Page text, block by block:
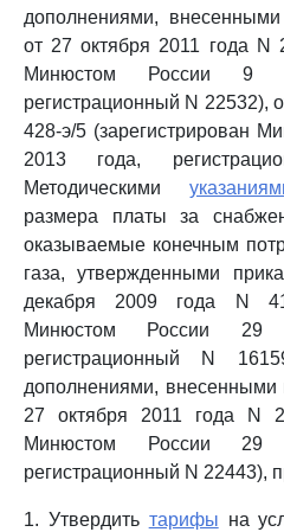
дополнениями,
от 27 октября 2011 года N
Минюстом России 9
регистрационный N 22532),
428-э/5 (зарегистрирован
2013 года,
Методическими
размера платы за
оказываемые конечным
газа, утвержденными
декабря 2009 года N
Минюстом России 29
регистрационный N
дополнениями,
27 октября 2011 года N
Минюстом России 29
регистрационный N 22443),
1. Утвердить тарифы на